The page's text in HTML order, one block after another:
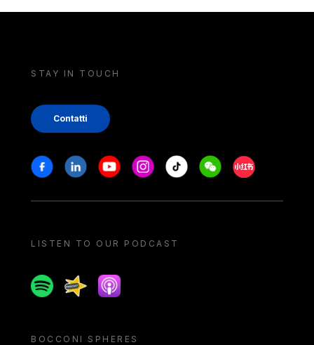
STAY IN TOUCH
Contatti
Stay in touch
FacebookLinkedinYoutubeInstagram
Tiktok WeechatXiaohongshu/
LISTEN TO OUR PODCAST
SpotifySpreakerApple podcast
BOCCONI SPHERES